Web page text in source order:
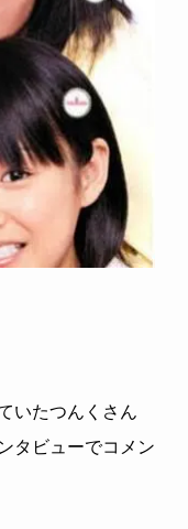
いたつんくさん
タビューでコメン